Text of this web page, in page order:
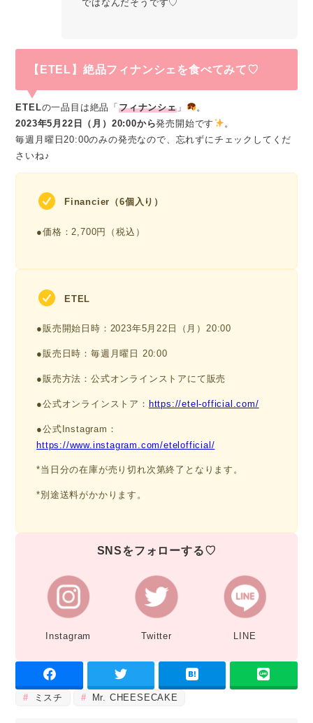
ではなんだそうです♡
【ETEL】絶品フィナンシェを食べてみて♡
ETELの一品目は絶品「 フィナンシェ」
。
2023年5月22日（月）20:00から発売開始です
。
毎週月曜日20:00のみの発売なので、忘れずにチェックしてくだ
さいね♪
Financier（6個入り）
●価格：2,700円（税込）
ETEL
●販売開始日時：2023年5月22日（月）20:00
●販売日時：毎週月曜日 20:00
●販売方法：公式オンラインストアにて販売
●公式オンラインストア： https://etel-official.com/
●公式Instagram：
https://www.instagram.com/etelofficial/
*当日分の在庫が売り切れ次第終了となります。
*別途送料がかかります。
SNSをフォローする♡
Instagram Twitter LINE
ミスチ Mr. CHEESECAKE